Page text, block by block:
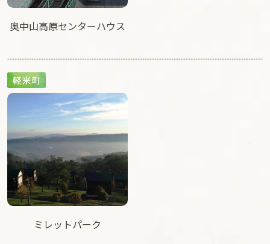
奥中山高原センターハウス
ミレットパーク